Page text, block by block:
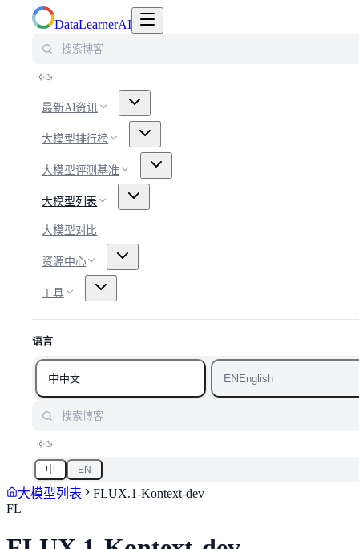
DataLearnerAI
最新AI资讯
大模型排行榜
大模型评测基准
大模型列表
大模型对比
资源中心
工具
语言
中中文 ENEnglish
中 EN
大模型列表
FLUX.1-Kontext-dev
FL